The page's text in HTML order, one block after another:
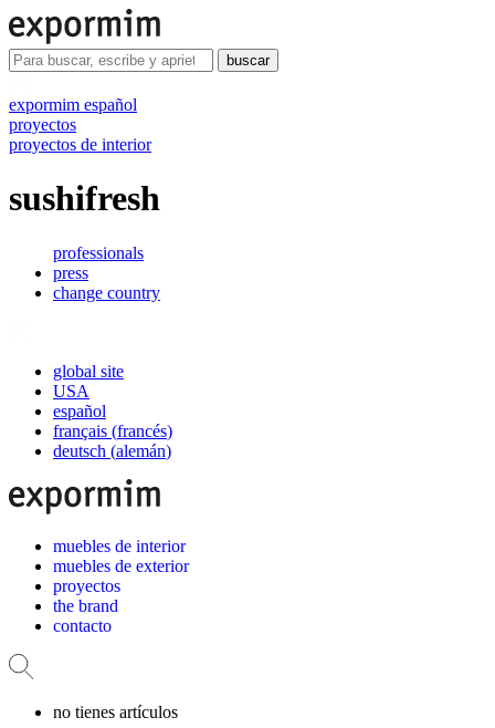
buscar
expormim español
proyectos
proyectos de interior
sushifresh
professionals
press
change country
global site
USA
español
français (francés)
deutsch (alemán)
muebles de interior
muebles de exterior
proyectos
the brand
contacto
no tienes artículos